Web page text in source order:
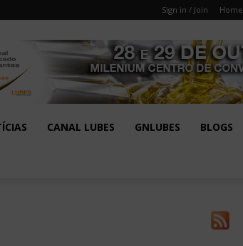
Sign in / Join Home
CANAL LUBES GNLUBES BLOGS